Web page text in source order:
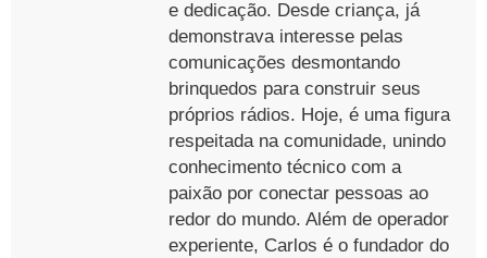
e dedicação. Desde criança, já
demonstrava interesse pelas
comunicações desmontando
brinquedos para construir seus
próprios rádios. Hoje, é uma figura
respeitada na comunidade, unindo
conhecimento técnico com a
paixão por conectar pessoas ao
redor do mundo. Além de operador
experiente, Carlos é o fundador do